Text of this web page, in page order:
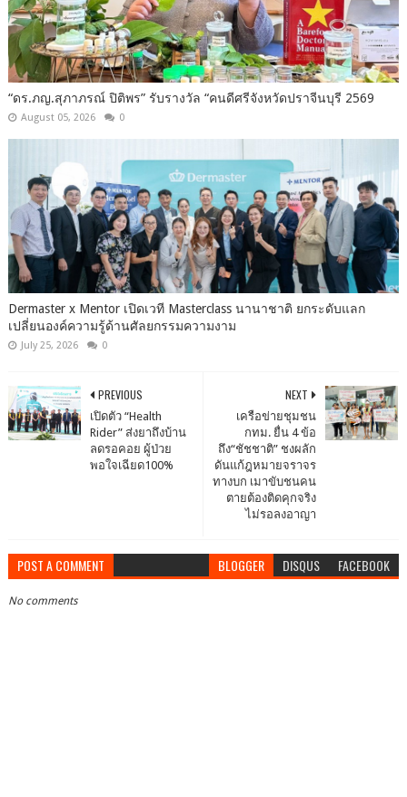
“ดร.ภญ.สุภาภรณ์ ปิติพร” รับรางวัล “คนดีศรีจังหวัดปราจีนบุรี 2569
August 05, 2026 0
Dermaster x Mentor เปิดเวที Masterclass นานาชาติ ยกระดับแลก
เปลี่ยนองค์ความรู้ด้านศัลยกรรมความงาม
July 25, 2026 0
NEXT
เครือข่ายชุมชน
กทม. ยื่น 4 ข้อ
ถึง“ชัชชาติ” ชงผลัก
ดันแก้ฎหมายจราจร
ทางบก เมาขับชนคน
ตายต้องติดคุกจริง
ไม่รอลงอาญา
PREVIOUS
เปิดตัว “Health
Rider” ส่งยาถึงบ้าน
ลดรอคอย ผู้ป่วย
พอใจเฉียด100%
POST A COMMENT BLOGGER DISQUS FACEBOOK
No comments